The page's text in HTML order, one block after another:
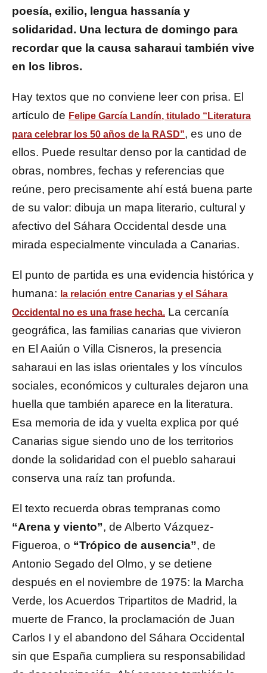
poesía, exilio, lengua hassanía y
solidaridad. Una lectura de domingo para
recordar que la causa saharaui también vive
en los libros.
Hay textos que no conviene leer con prisa. El
artículo de Felipe García Landín, titulado “Literatura
para celebrar los 50 años de la RASD”, es uno de
ellos. Puede resultar denso por la cantidad de
obras, nombres, fechas y referencias que
reúne, pero precisamente ahí está buena parte
de su valor: dibuja un mapa literario, cultural y
afectivo del Sáhara Occidental desde una
mirada especialmente vinculada a Canarias.
El punto de partida es una evidencia histórica y
humana: la relación entre Canarias y el Sáhara
Occidental no es una frase hecha. La cercanía
geográfica, las familias canarias que vivieron
en El Aaiún o Villa Cisneros, la presencia
saharaui en las islas orientales y los vínculos
sociales, económicos y culturales dejaron una
huella que también aparece en la literatura.
Esa memoria de ida y vuelta explica por qué
Canarias sigue siendo uno de los territorios
donde la solidaridad con el pueblo saharaui
conserva una raíz tan profunda.
El texto recuerda obras tempranas como
“Arena y viento”, de Alberto Vázquez-
Figueroa, o “Trópico de ausencia”, de
Antonio Segado del Olmo, y se detiene
después en el noviembre de 1975: la Marcha
Verde, los Acuerdos Tripartitos de Madrid, la
muerte de Franco, la proclamación de Juan
Carlos I y el abandono del Sáhara Occidental
sin que España cumpliera su responsabilidad